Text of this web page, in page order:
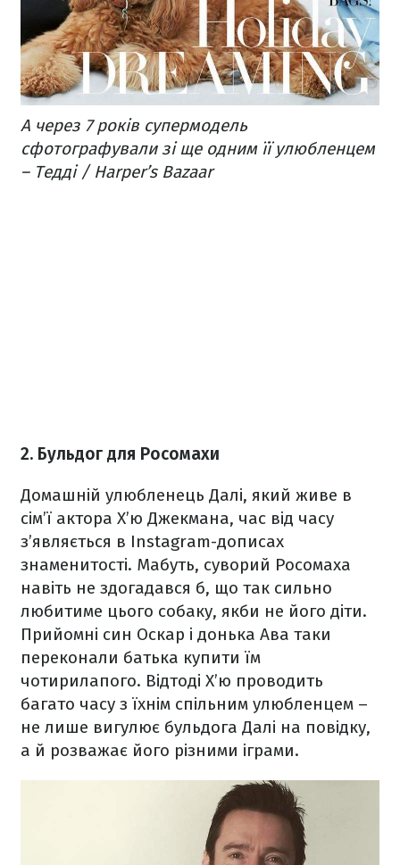
А через 7 років супермодель
сфотографували зі ще одним її улюбленцем
– Тедді / Harper’s Bazaar
2. Бульдог для Росомахи
Домашній улюбленець Далі, який живе в
сім’ї актора Х’ю Джекмана, час від часу
з’являється в Instagram-дописах
знаменитості. Мабуть, суворий Росомаха
навіть не здогадався б, що так сильно
любитиме цього собаку, якби не його діти.
Прийомні син Оскар і донька Ава таки
переконали батька купити їм
чотирилапого. Відтоді Х’ю проводить
багато часу з їхнім спільним улюбленцем –
не лише вигулює бульдога Далі на повідку,
а й розважає його різними іграми.